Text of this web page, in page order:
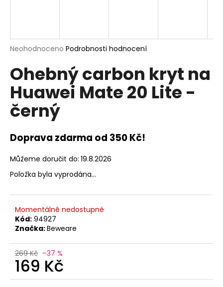
Průměrné
produktu
je
0,0
5
hvězdiček.
Neohodnoceno Podrobnosti hodnocení
Ohebný carbon kryt na
Huawei Mate 20 Lite -
černý
Doprava zdarma od 350 Kč!
Můžeme doručit do: 19.8.2026
Položka byla vyprodána…
Momentálně nedostupné
Kód: 94927
Značka:Beweare
269 Kč –37 %
169 Kč
Měrná
í
t
?
D
o
p
o
u
č
u
j
e
e